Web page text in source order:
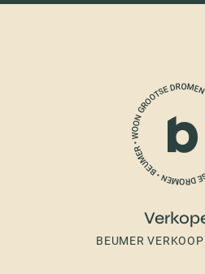
BEUMER